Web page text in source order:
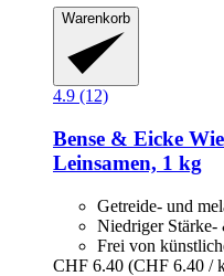
Warenkorb
4.9 (12)
Bense & Eicke
Leinsamen, 1 kg
Getreide- und
Niedriger Stärke-
Frei von
CHF 6.40 (CHF 6.40 /